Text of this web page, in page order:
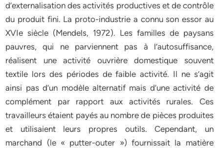
d’externalisation des activités productives et de contrôle
du produit fini. La proto-industrie a connu son essor au
XVIe siècle (Mendels, 1972). Les familles de paysans
pauvres, qui ne parviennent pas à l’autosuffisance,
réalisent une activité ouvrière domestique souvent
textile lors des périodes de faible activité. Il ne s’agit
ainsi pas d’un modèle alternatif mais d’une activité de
complément par rapport aux activités rurales. Ces
travailleurs étaient payés au nombre de pièces produites
et utilisaient leurs propres outils. Cependant, un
marchand (le « putter-outer ») fournissait la matière